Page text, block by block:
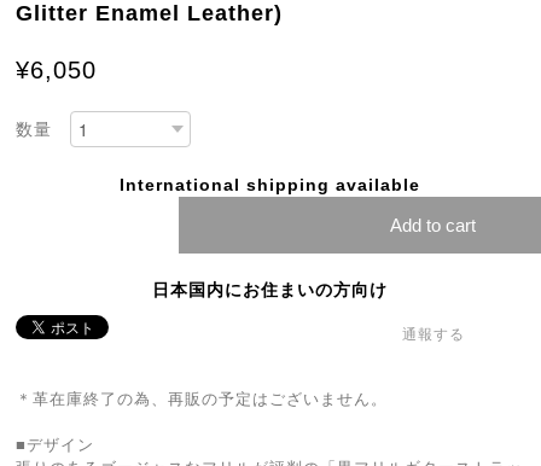
Glitter Enamel Leather)
¥6,050
数量
International shipping available
Add to cart
日本国内にお住まいの方向け
通報する
＊革在庫終了の為、再販の予定はございません。
■デザイン